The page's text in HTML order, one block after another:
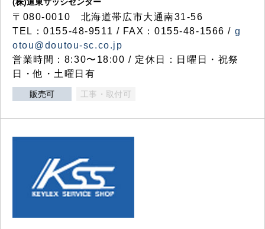
〒080-0010 北海道帯広市大通南31-56
TEL：0155-48-9511 / FAX：0155-48-1566 / g
otou@doutou-sc.co.jp
営業時間：8:30〜18:00 / 定休日：日曜日・祝祭
日・他・土曜日有
販売可 工事・取付可